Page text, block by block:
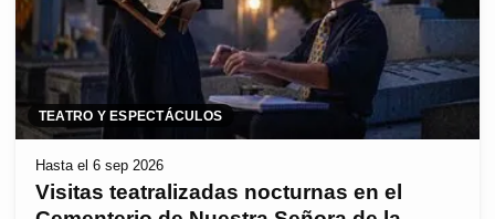
TEATRO Y ESPECTÁCULOS
Hasta el 6 sep 2026
Visitas teatralizadas nocturnas en el